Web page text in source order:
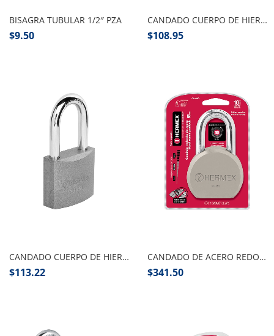
BISAGRA TUBULAR 1/2″ PZA
$9.50
CANDADO CUERPO DE HIERRO CORTO HERMEX
$108.95
CANDADO CUERPO DE HIERRO LARGO HERMEX
$113.22
CANDADO DE ACERO REDONDO CORTO
$341.50